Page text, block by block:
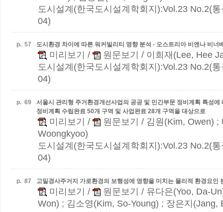
도시설계(한국도시설계학회지):Vol.23 No.2(
04)
p. 57 도시환경 차이에 따른 워커빌리티 영향 분석 - 오스트리아 비엔나 비너
미리보기 / 원문보기
/ 이희재(Lee, Hee
도시설계(한국도시설계학회지):Vol.23 No.2(
04)
p. 69
서울시 관리형 주거환경개선사업의 공공 및 민간부문 정비계획 특성에
정비계획 수립완료 50개 구역 및 사업완료 28개 구역을 대상으로
미리보기 / 원문보기
/ 김원(Kim, Owen) ;
Woongkyoo)
도시설계(한국도시설계학회지):Vol.23 No.2(
04)
p. 87 고밀경사주거지 가로환경의 보행성에 영향을 미치는 물리적 환경요인
미리보기 / 원문보기
/ 유다은(Yoo, Da-
Won) ; 김소영(Kim, So-Young) ; 장은지(Jang,